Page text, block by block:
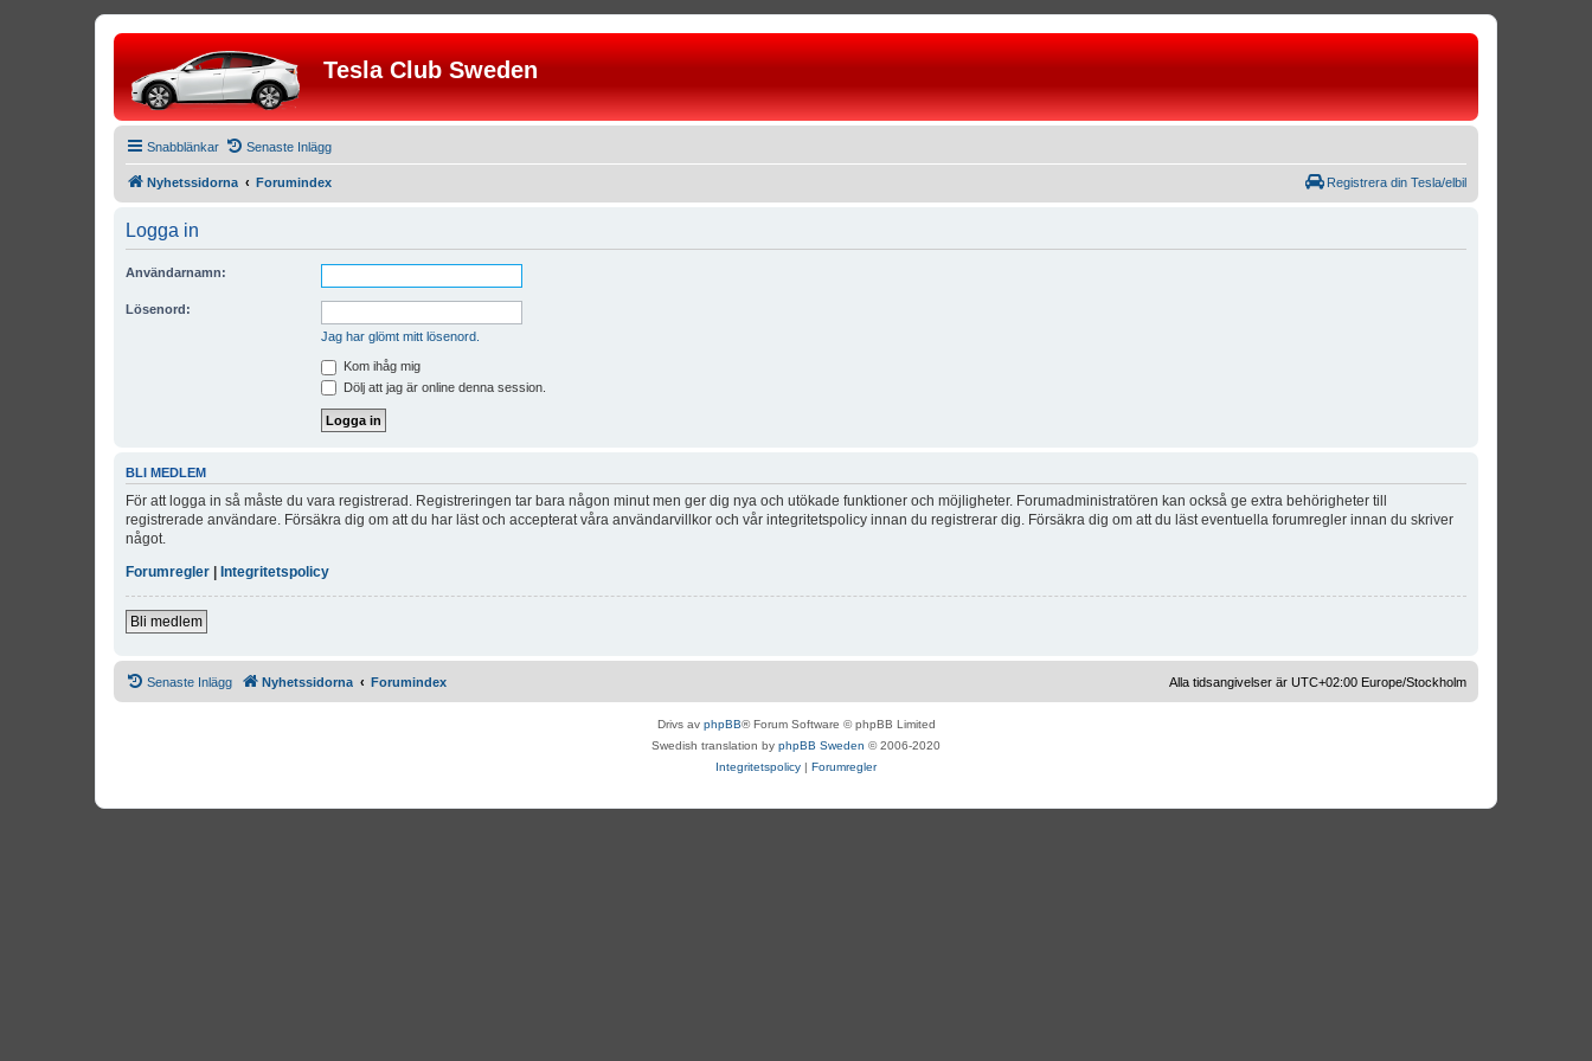
Tesla Club Sweden
Snabblänkar Senaste Inlägg
Nyhetssidorna Forumindex Registrera din Tesla/elbil
Logga in
Användarnamn:
Lösenord:
Jag har glömt mitt lösenord.
Kom ihåg mig
Dölj att jag är online denna session.
BLI MEDLEM
För att logga in så måste du vara registrerad. Registreringen tar bara någon minut men ger dig nya och utökade funktioner och möjligheter. Forumadministratören kan också ge extra behörigheter till
registrerade användare. Försäkra dig om att du har läst och accepterat våra användarvillkor och vår integritetspolicy innan du registrerar dig. Försäkra dig om att du läst eventuella forumregler innan du skriver
något.
Forumregler | Integritetspolicy
Bli medlem
Senaste Inlägg Nyhetssidorna Forumindex Alla tidsangivelser är UTC+02:00 Europe/Stockholm
Drivs av phpBB® Forum Software © phpBB Limited
Swedish translation by phpBB Sweden © 2006-2020
Integritetspolicy | Forumregler